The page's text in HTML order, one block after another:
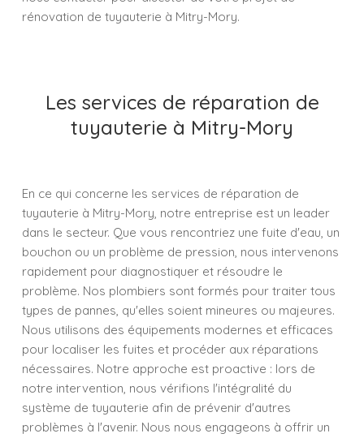
rénovation de tuyauterie à Mitry-Mory.
Les services de réparation de
tuyauterie à Mitry-Mory
En ce qui concerne les services de réparation de
tuyauterie à Mitry-Mory, notre entreprise est un leader
dans le secteur. Que vous rencontriez une fuite d'eau, un
bouchon ou un problème de pression, nous intervenons
rapidement pour diagnostiquer et résoudre le
problème. Nos plombiers sont formés pour traiter tous
types de pannes, qu'elles soient mineures ou majeures.
Nous utilisons des équipements modernes et efficaces
pour localiser les fuites et procéder aux réparations
nécessaires. Notre approche est proactive : lors de
notre intervention, nous vérifions l'intégralité du
système de tuyauterie afin de prévenir d'autres
problèmes à l'avenir. Nous nous engageons à offrir un